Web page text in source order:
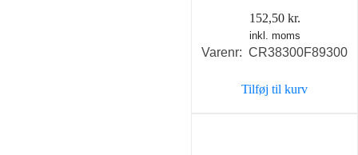
152,50 kr.
inkl. moms
Varenr: CR38300F89300
Tilføj til kurv